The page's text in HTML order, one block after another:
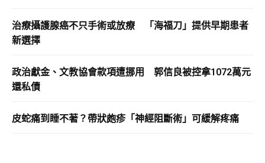
治療攝護腺癌不只手術或放療 「海福刀」提供早期患者
新選擇
政治獻金、文教協會款項遭挪用 郭信良被控拿1072萬元
還私債
皮蛇痛到睡不著？帶狀皰疹「神經阻斷術」可緩解疼痛